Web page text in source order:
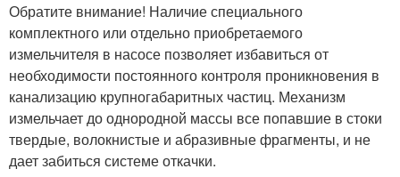
Обратите внимание! Наличие специального
комплектного или отдельно приобретаемого
измельчителя в насосе позволяет избавиться от
необходимости постоянного контроля проникновения в
канализацию крупногабаритных частиц. Механизм
измельчает до однородной массы все попавшие в стоки
твердые, волокнистые и абразивные фрагменты, и не
дает забиться системе откачки.